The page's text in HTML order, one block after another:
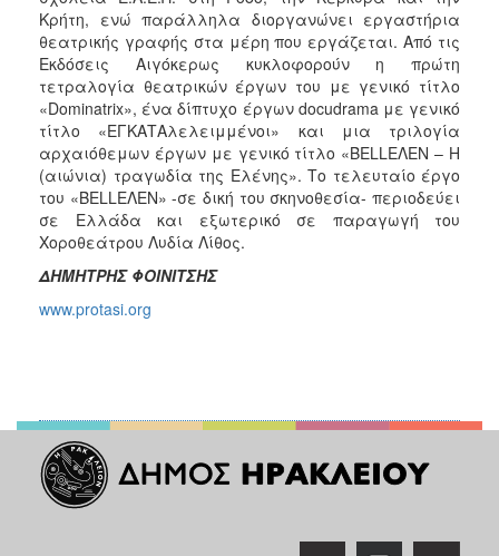
Κρήτη, ενώ παράλληλα διοργανώνει εργαστήρια
θεατρικής γραφής στα μέρη που εργάζεται. Από τις
Εκδόσεις Αιγόκερως κυκλοφορούν η πρώτη
τετραλογία θεατρικών έργων του με γενικό τίτλο
«Dominatrix», ένα δίπτυχο έργων docudrama με γενικό
τίτλο «ΕΓΚΑΤΑλελειμμένοι» και μια τριλογία
αρχαιόθεμων έργων με γενικό τίτλο «BELLEΛΕΝ – Η
(αιώνια) τραγωδία της Ελένης». Το τελευταίο έργο
του «BELLEΛΕΝ» -σε δική του σκηνοθεσία- περιοδεύει
σε Ελλάδα και εξωτερικό σε παραγωγή του
Χοροθεάτρου Λυδία Λίθος.
ΔΗΜΗΤΡΗΣ ΦΟΙΝΙΤΣΗΣ
www.protasi.org